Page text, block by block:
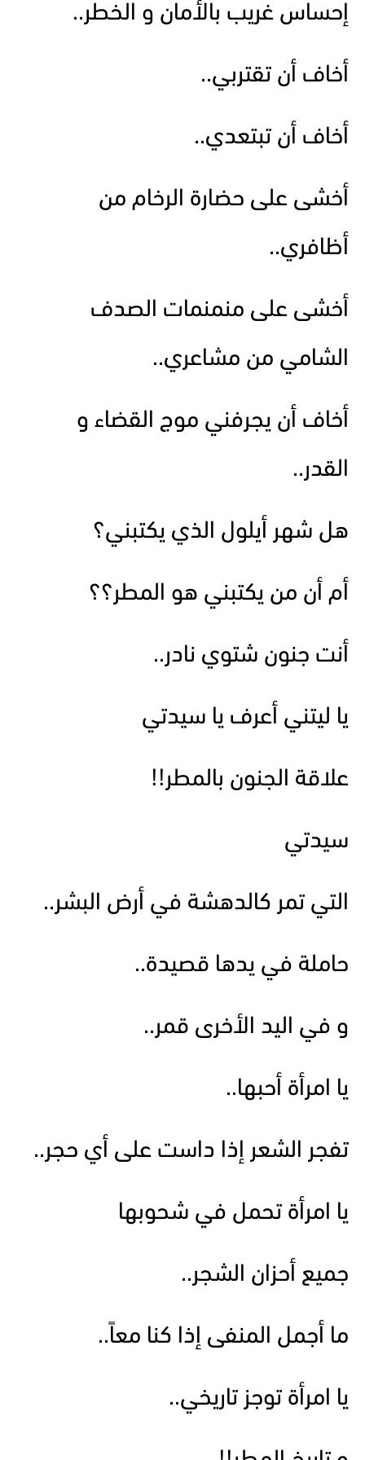
إحساس غريب بالأمان و الخطر..
أخاف أن تقتربي..
أخاف أن تبتعدي..
أخشى على حضارة الرخام من
أظافري..
أخشى على منمنمات الصدف
الشامي من مشاعري..
أخاف أن يجرفني موج القضاء و
القدر..
هل شهر أيلول الذي يكتبني؟
أم أن من يكتبني هو المطر؟؟
أنت جنون شتوي نادر..
يا ليتني أعرف يا سيدتي
علاقة الجنون بالمطر!!
سيدتي
التي تمر كالدهشة في أرض البشر..
حاملة في يدها قصيدة..
و في اليد الأخرى قمر..
يا امرأة أحبها..
تفجر الشعر إذا داست على أي حجر..
يا امرأة تحمل في شحوبها
جميع أحزان الشجر..
ما أجمل المنفى إذا كنا معاً..
يا امرأة توجز تاريخي..